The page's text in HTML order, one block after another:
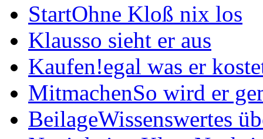
StartOhne Kloß nix los
Klausso sieht er aus
Kaufen!egal was er
MitmachenSo wird er
BeilageWissenswertes